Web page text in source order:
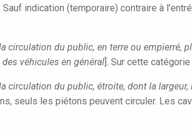
Sauf indication (temporaire) contraire à
circulation du public, en terre ou empierré,
véhicules en général]. Sur cette
circulation du public, étroite, dont la
seuls les piétons peuvent circuler. Les